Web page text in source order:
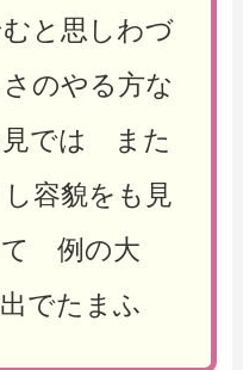
と思しわづ
のやる方な
では また
容貌をも見
例の大
でたまふ